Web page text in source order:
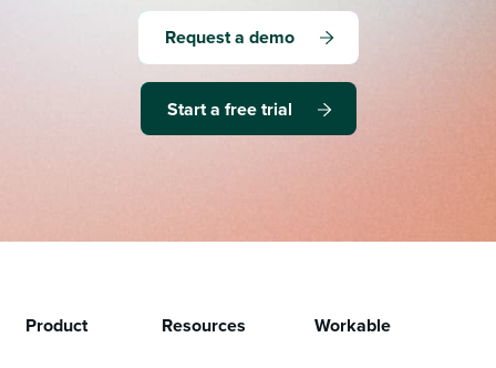
Request a demo
Start a free trial
Product Resources Workable